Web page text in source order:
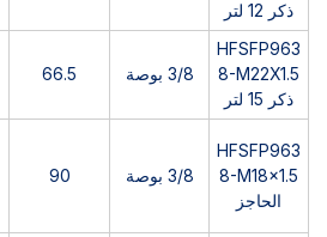
ذكر 12 لتر
HFSFP963
8-M22X1.5
ذكر 15 لتر
3/8 بوصة 66.5
HFSFP963
8-M18x1.5
الحاجز
3/8 بوصة 90